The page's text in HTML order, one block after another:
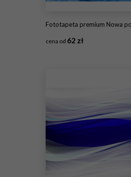
Fototapeta premium Nowa popularna
cena od 62 zł